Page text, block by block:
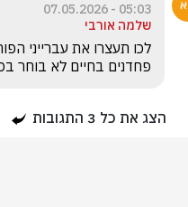
05:03 - 07.05.2026
שלמה אורבי
פחדנים בחיים לא בוחר
הצג את כל 3 התגובות